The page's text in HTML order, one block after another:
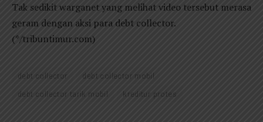
Tak sedikit warganet yang melihat video tersebut merasa
geram dengan aksi para debt collector.
(*/tribuntimur.com)
debt collector
debt collector mobil
debt collector tarik mobil
kreditur protes